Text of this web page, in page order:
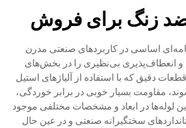
ضد زنگ برای فروش
اساسی در کاربردهای صنعتی مدرن
انعطاف‌پذیری بی‌نظیری را در بخش‌های
دقیق که با استفاده از آلیاژهای استیل
مقاومت بسیار خوبی در برابر خوردگی،
لوله‌ها در ابعاد و مشخصات مختلفی موجود
سختگیرانه صنعتی و در عین حال